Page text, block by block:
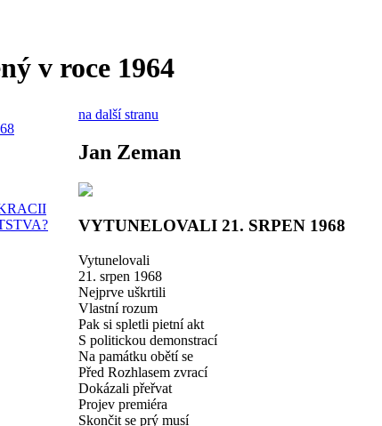
v roce 1964
na další stranu
Jan Zeman
VYTUNELOVALI 21. SRPEN 1968
Vytunelovali
21. srpen 1968
Nejprve uškrtili
Vlastní rozum
Pak si spletli pietní akt
S politickou demonstrací
Na památku obětí se
Před Rozhlasem zvrací
Dokázali přeřvat
Projev premiéra
Skončit se prý musí